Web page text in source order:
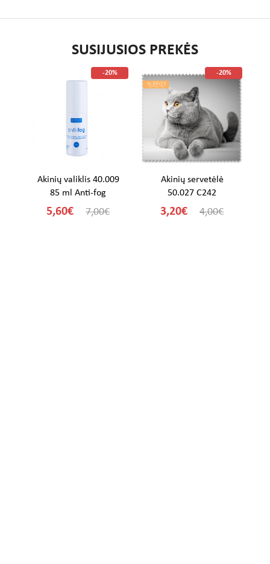
SUSIJUSIOS PREKĖS
-20%
Akinių valiklis 40.009
85 ml Anti-fog
5,60€ 7,00€
-20%
Akinių servetėlė
50.027 C242
3,20€ 4,00€